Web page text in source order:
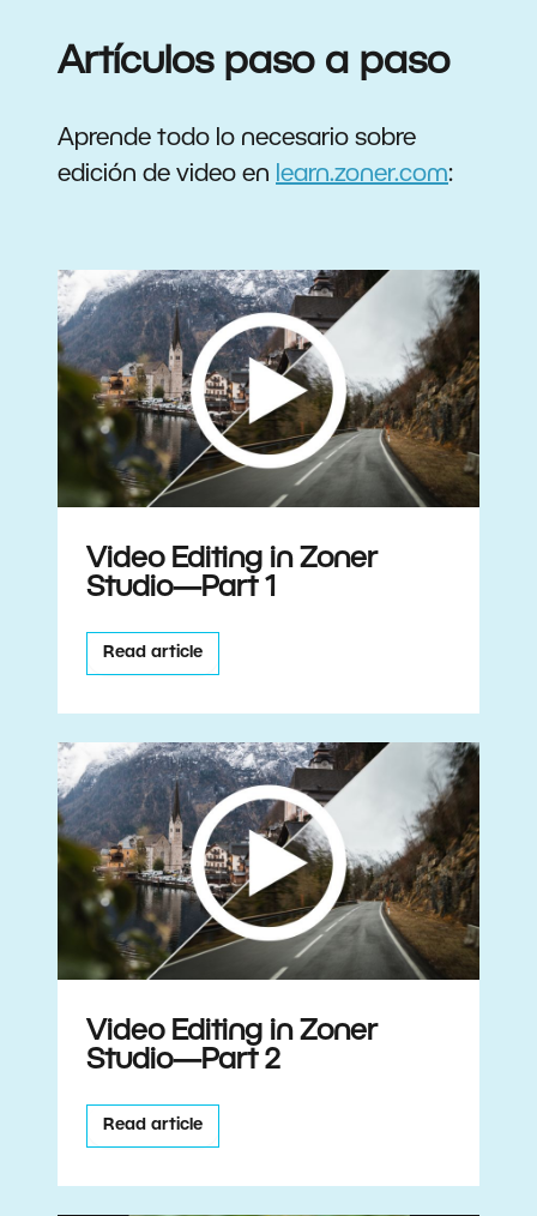
Artículos paso a paso
Aprende todo lo necesario sobre
edición de video en learn.zoner.com:
Video Editing in Zoner
Studio—Part 1
Read article
Video Editing in Zoner
Studio—Part 2
Read article